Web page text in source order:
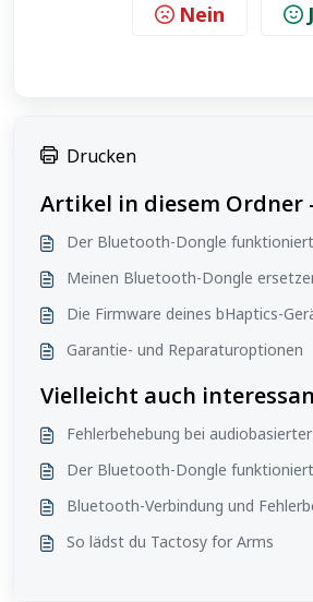
Nein
Drucken
Artikel in diesem Ordner
Der Bluetooth-Dongle
Meinen Bluetooth-Dongle
Die Firmware deines bHaptics-
Garantie- und Reparaturoptionen
Vielleicht auch
Fehlerbehebung bei
Der Bluetooth-Dongle
Bluetooth-Verbindung und
So lädst du Tactosy for Arms